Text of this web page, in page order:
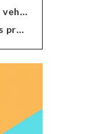
Cinco heridos al caer por un barranco un vehículo en Alcolea
Detenido un matrimonio que cobraba las prestaciones de ilegales en Almería, Granada, Málaga, Huelva y Murcia